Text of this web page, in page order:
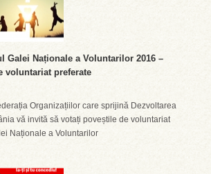
Galei Naționale a Voluntarilor 2016 –
voluntariat preferate
Organizațiilor care sprijină Dezvoltarea
vă invită să votați poveștile de voluntariat
Naționale a Voluntarilor